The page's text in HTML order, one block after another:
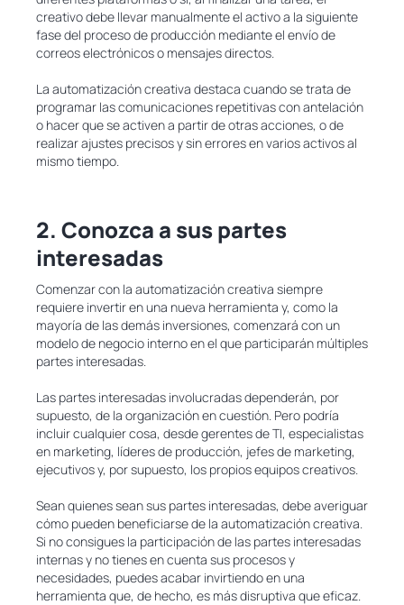
creativo debe llevar manualmente el activo a la siguiente
fase del proceso de producción mediante el envío de
correos electrónicos o mensajes directos.
La automatización creativa destaca cuando se trata de
programar las comunicaciones repetitivas con antelación
o hacer que se activen a partir de otras acciones, o de
realizar ajustes precisos y sin errores en varios activos al
mismo tiempo.
2. Conozca a sus partes
interesadas
Comenzar con la automatización creativa siempre
requiere invertir en una nueva herramienta y, como la
mayoría de las demás inversiones, comenzará con un
modelo de negocio interno en el que participarán múltiples
partes interesadas.
Las partes interesadas involucradas dependerán, por
supuesto, de la organización en cuestión. Pero podría
incluir cualquier cosa, desde gerentes de TI, especialistas
en marketing, líderes de producción, jefes de marketing,
ejecutivos y, por supuesto, los propios equipos creativos.
Sean quienes sean sus partes interesadas, debe averiguar
cómo pueden beneficiarse de la automatización creativa.
Si no consigues la participación de las partes interesadas
internas y no tienes en cuenta sus procesos y
necesidades, puedes acabar invirtiendo en una
herramienta que, de hecho, es más disruptiva que eficaz.